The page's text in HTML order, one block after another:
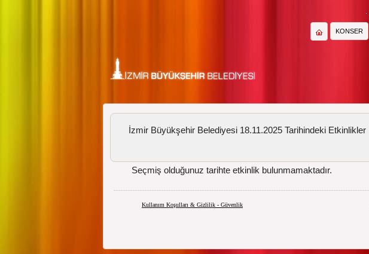
KONSER
İzmir Büyükşehir Belediyesi 18.11.2025 Tarihindeki Etkinlikler
Seçmiş olduğunuz tarihte etkinlik bulunmamaktadır.
Kullanım Koşulları & Gizlilik - Güvenlik